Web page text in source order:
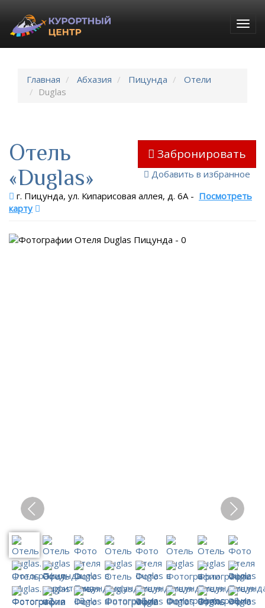
Главная Абхазия Пицунда
Отели
Duglas
Забронировать
Добавить в избранное
Отель
«Duglas»
г. Пицунда, ул. Кипарисовая аллея, д. 6А- Посмотреть
карту